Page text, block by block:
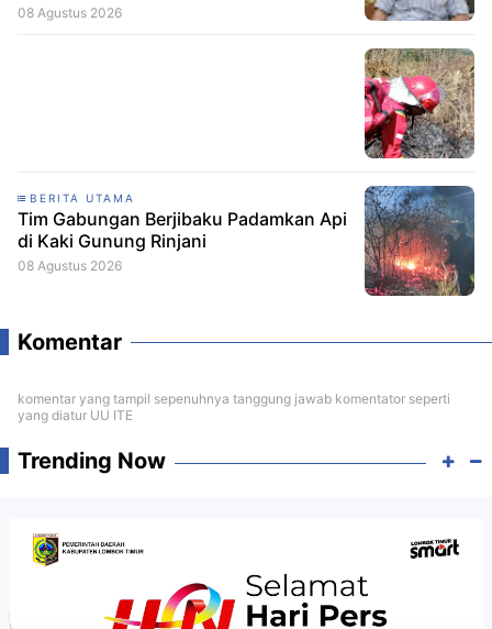
08 Agustus 2026
BERITA UTAMA
Tim Gabungan Berjibaku Padamkan Api
di Kaki Gunung Rinjani
08 Agustus 2026
Komentar
komentar yang tampil sepenuhnya tanggung jawab komentator seperti
yang diatur UU ITE
Trending Now